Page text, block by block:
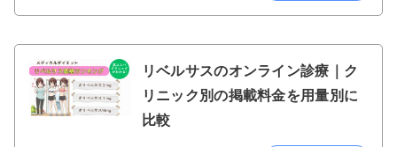
リベルサスのオンライン診療｜ク
リニック別の掲載料金を用量別に
比較